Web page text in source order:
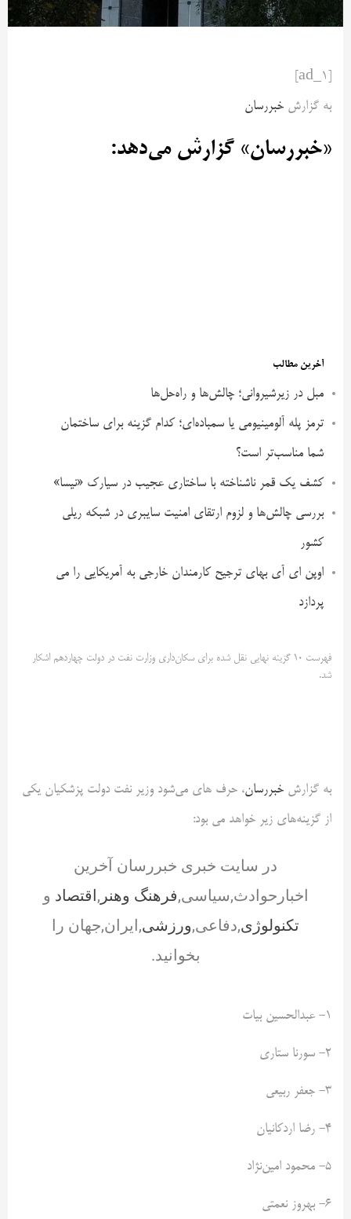
به گزارش خبررسان
«خبررسان» گزارش می‌دهد:
آخرین مطالب
مبل در زیرشیروانی؛ چالش‌ها و راه‌حل‌ها
ترمز پله آلومینیومی یا سمباده‌ای؛ کدام گزینه برای ساختمان
شما مناسب‌تر است؟
کشف یک قمر ناشناخته با ساختاری عجیب در سیارک «نیسا»
بررسی چالش‌ها و لزوم ارتقای امنیت سایبری در شبکه ریلی
کشور
اوپن ای آی بهای ترجیح کارمندان خارجی به آمریکایی را می
پردازد
فهرست ۱۰ گزینه نهایی نقل شده برای سکان‌داری وزارت نفت در دولت چهاردهم اشکار
شد.
به گزارش خبررسان، حرف های می‌شود وزیر نفت دولت پزشکیان یکی
از گزینه‌های زیر خواهد می بود:
در سایت خبری خبررسان آخرین
اخبارحوادث,سیاسی,فرهنگ وهنر ,اقتصاد و
تکنولوژی,دفاعی,ورزشی,ایران,جهان را
بخوانید.
۱- عبدالحسین بیات
۲- سورنا ستاری
۳- جعفر ربیعی
۴- رضا اردکانیان
۵- محمود امین‌نژاد
۶- بهروز نعمتی